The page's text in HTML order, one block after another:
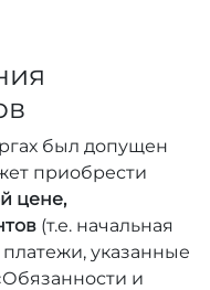
был допущен
приобрести
цене,
(т.е. начальная
указанные
и